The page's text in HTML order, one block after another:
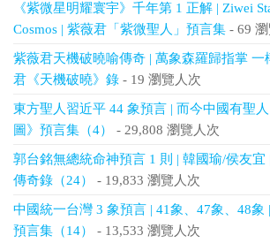
《紫微星明耀寰宇》千年第 1 正解 | Ziwei
Cosmos | 紫薇君「紫微聖人」預言集 - 69
紫薇君天機破曉喻傳奇 | 萬象森羅歸指掌 一
君《天機破曉》錄 - 19 瀏覽人次
東方聖人習近平 44 象預言 | 而今中國有聖
圖》預言集（4）
- 29,808 瀏覽人次
郭台銘無總統命神預言 1 則 | 韓國瑜/侯友宜
傳奇錄（24）
- 19,833 瀏覽人次
中國統一台灣 3 象預言 | 41象、47象、48象
預言集（14）
- 13,533 瀏覽人次